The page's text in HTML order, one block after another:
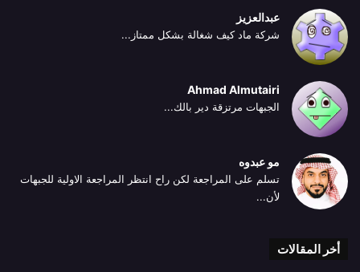
عبدالعزيز
شركة ماد كيف شغالة بشكل ممتاز...
Ahmad Almutairi
الجبهات مرتزقة دير بالك...
مو عبدوه
تسلم على المراجعة لكن راح انتظر المراجعة الاولية للجبهات
لأن...
أخر المقالات